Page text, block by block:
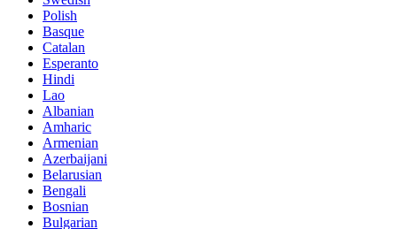
Polish
Basque
Catalan
Esperanto
Hindi
Lao
Albanian
Amharic
Armenian
Azerbaijani
Belarusian
Bengali
Bosnian
Bulgarian